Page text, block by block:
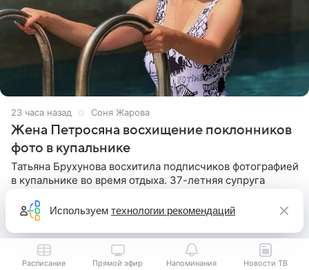
23 часа назад Соня Жарова
Жена Петросяна восхищение поклонников
фото в купальнике
Татьяна Брухунова восхитила подписчиков фотографией
в купальнике во время отдыха. 37-летняя супруга
котором позирует у бассейна в белоснежном монокини
Расписание Прямой эфир Напоминания Новости ТВ
Используем технологии рекомендаций